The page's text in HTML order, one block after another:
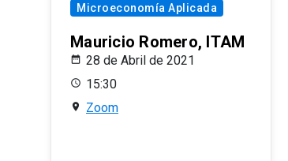
Microeconomía Aplicada
Mauricio Romero, ITAM
28 de Abril de 2021
15:30
Zoom